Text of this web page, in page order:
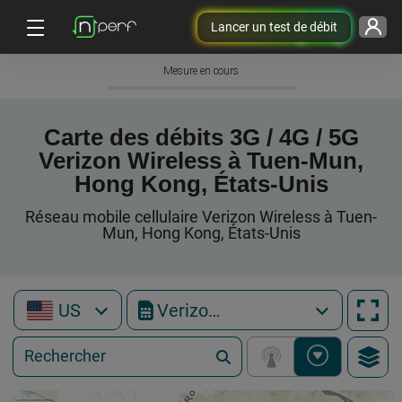
Lancer un test de débit
Mesure en cours
Carte des débits 3G / 4G / 5G
Verizon Wireless à Tuen-Mun,
Hong Kong, États-Unis
Réseau mobile cellulaire Verizon Wireless à Tuen-
Mun, Hong Kong, États-Unis
US Verizon Wireless